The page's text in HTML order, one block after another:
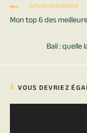
Article précédent
Mon top 6 des
Bali :
VOUS DEVRIEZ